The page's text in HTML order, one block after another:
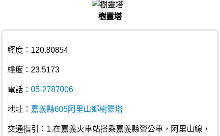
樹靈塔
經度：120.80854
緯度：23.5173
電話： 05-2787006
地址： 嘉義縣605阿里山鄉樹靈塔
交通指引：1.在嘉義火車站搭乘嘉義縣營公車，阿里山線，